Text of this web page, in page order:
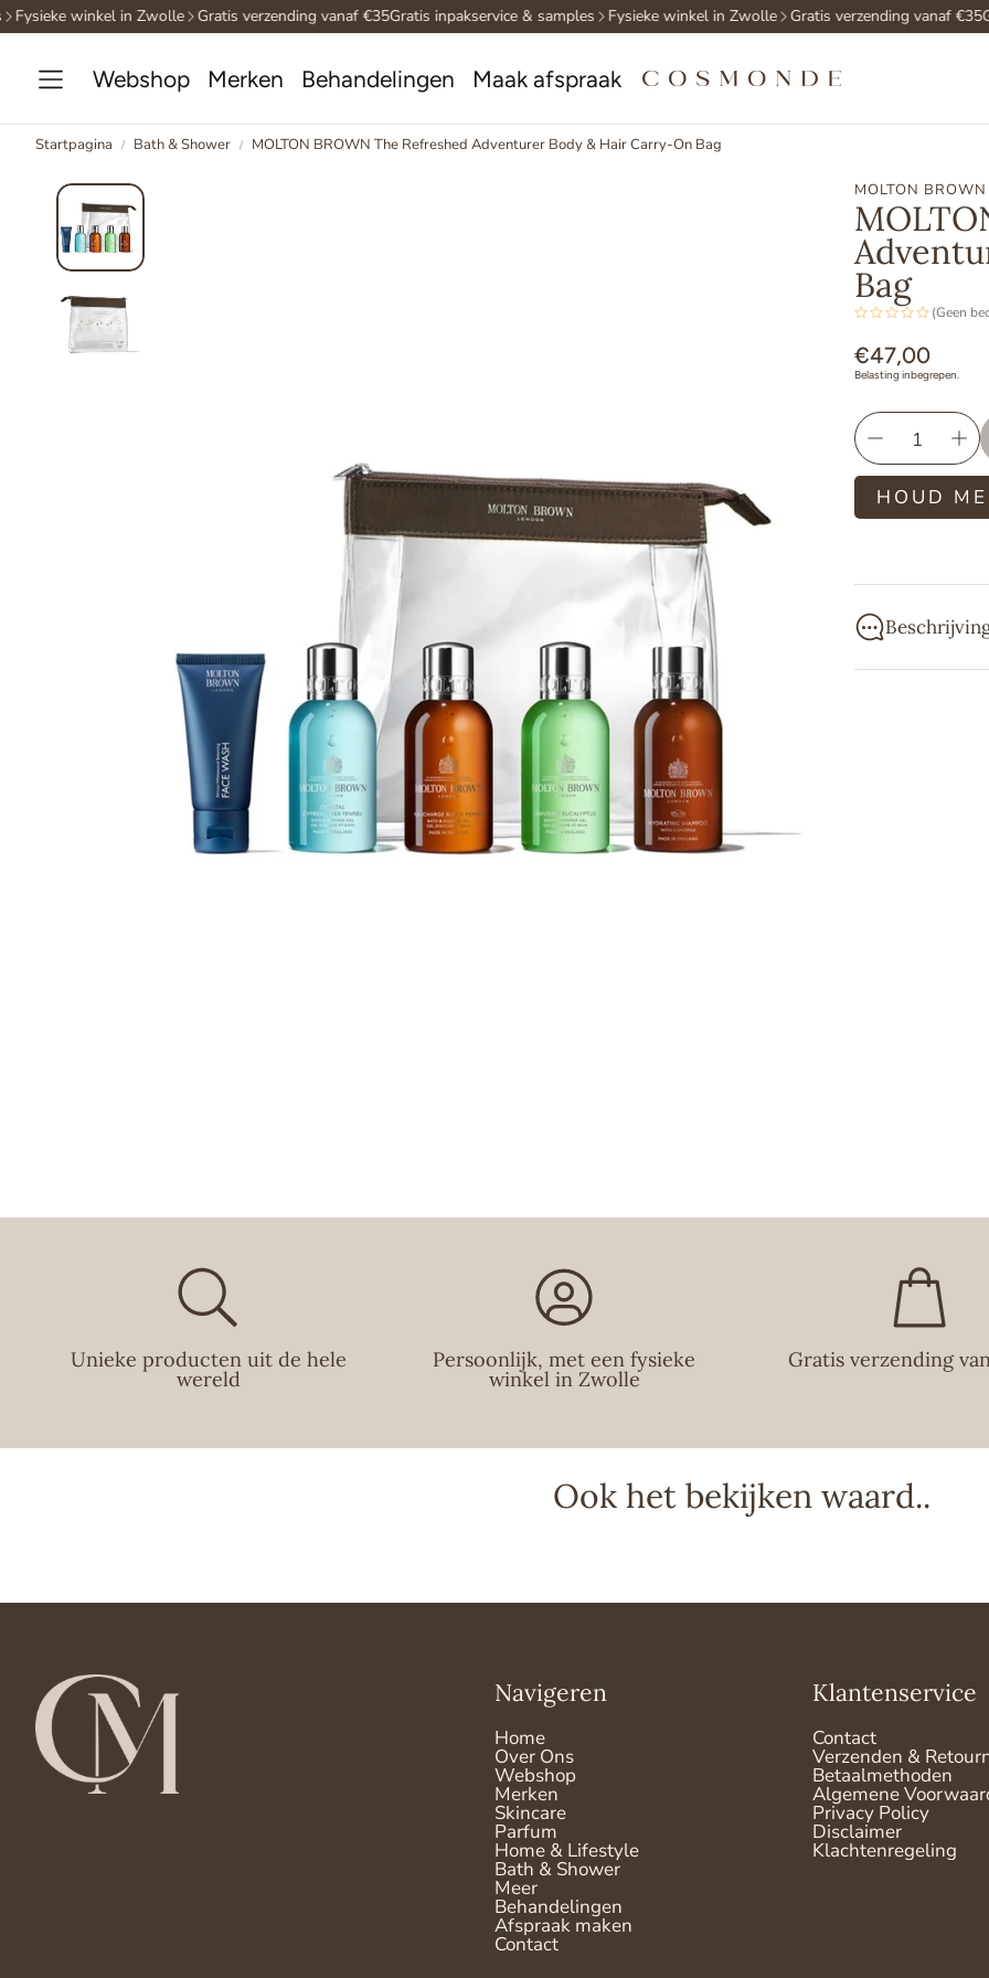
winkel in Zwolle Gratis verzending vanaf €35Gratis inpakservice & samples Fysieke winkel in Zwolle Gratis verzending vanaf €35
Webshop Merken Behandelingen Maak afspraak
Startpagina Bath & Shower MOLTON BROWN The Refreshed Adventurer Body & Hair Carry-On Bag
MOLTON
Bag
(Geen
Normale
prijs
€47,00
Belasting inbegrepen.
HOUD
Vijfdelige set
vakkundig
parfumhuis
Wij proberen
ernaar om
dezelfde dag
favoriete
Unieke producten uit de hele
wereld
Persoonlijk, met een fysieke
winkel in Zwolle
Gratis verzending
Ook het bekijken waard..
Navigeren
Home
Over Ons
Webshop
Merken
Skincare
Parfum
Home & Lifestyle
Bath & Shower
Meer
Behandelingen
Afspraak maken
Contact
Klantenservice
Contact
Verzenden &
Betaalmethoden
Algemene
Privacy Policy
Disclaimer
Klachtenregeling